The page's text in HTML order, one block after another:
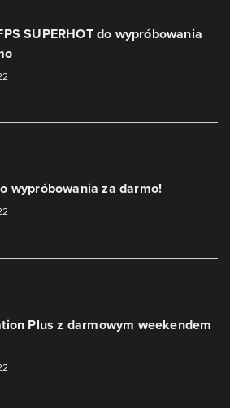
SUPERHOT do wypróbowania
wypróbowania za darmo!
Plus z darmowym weekendem